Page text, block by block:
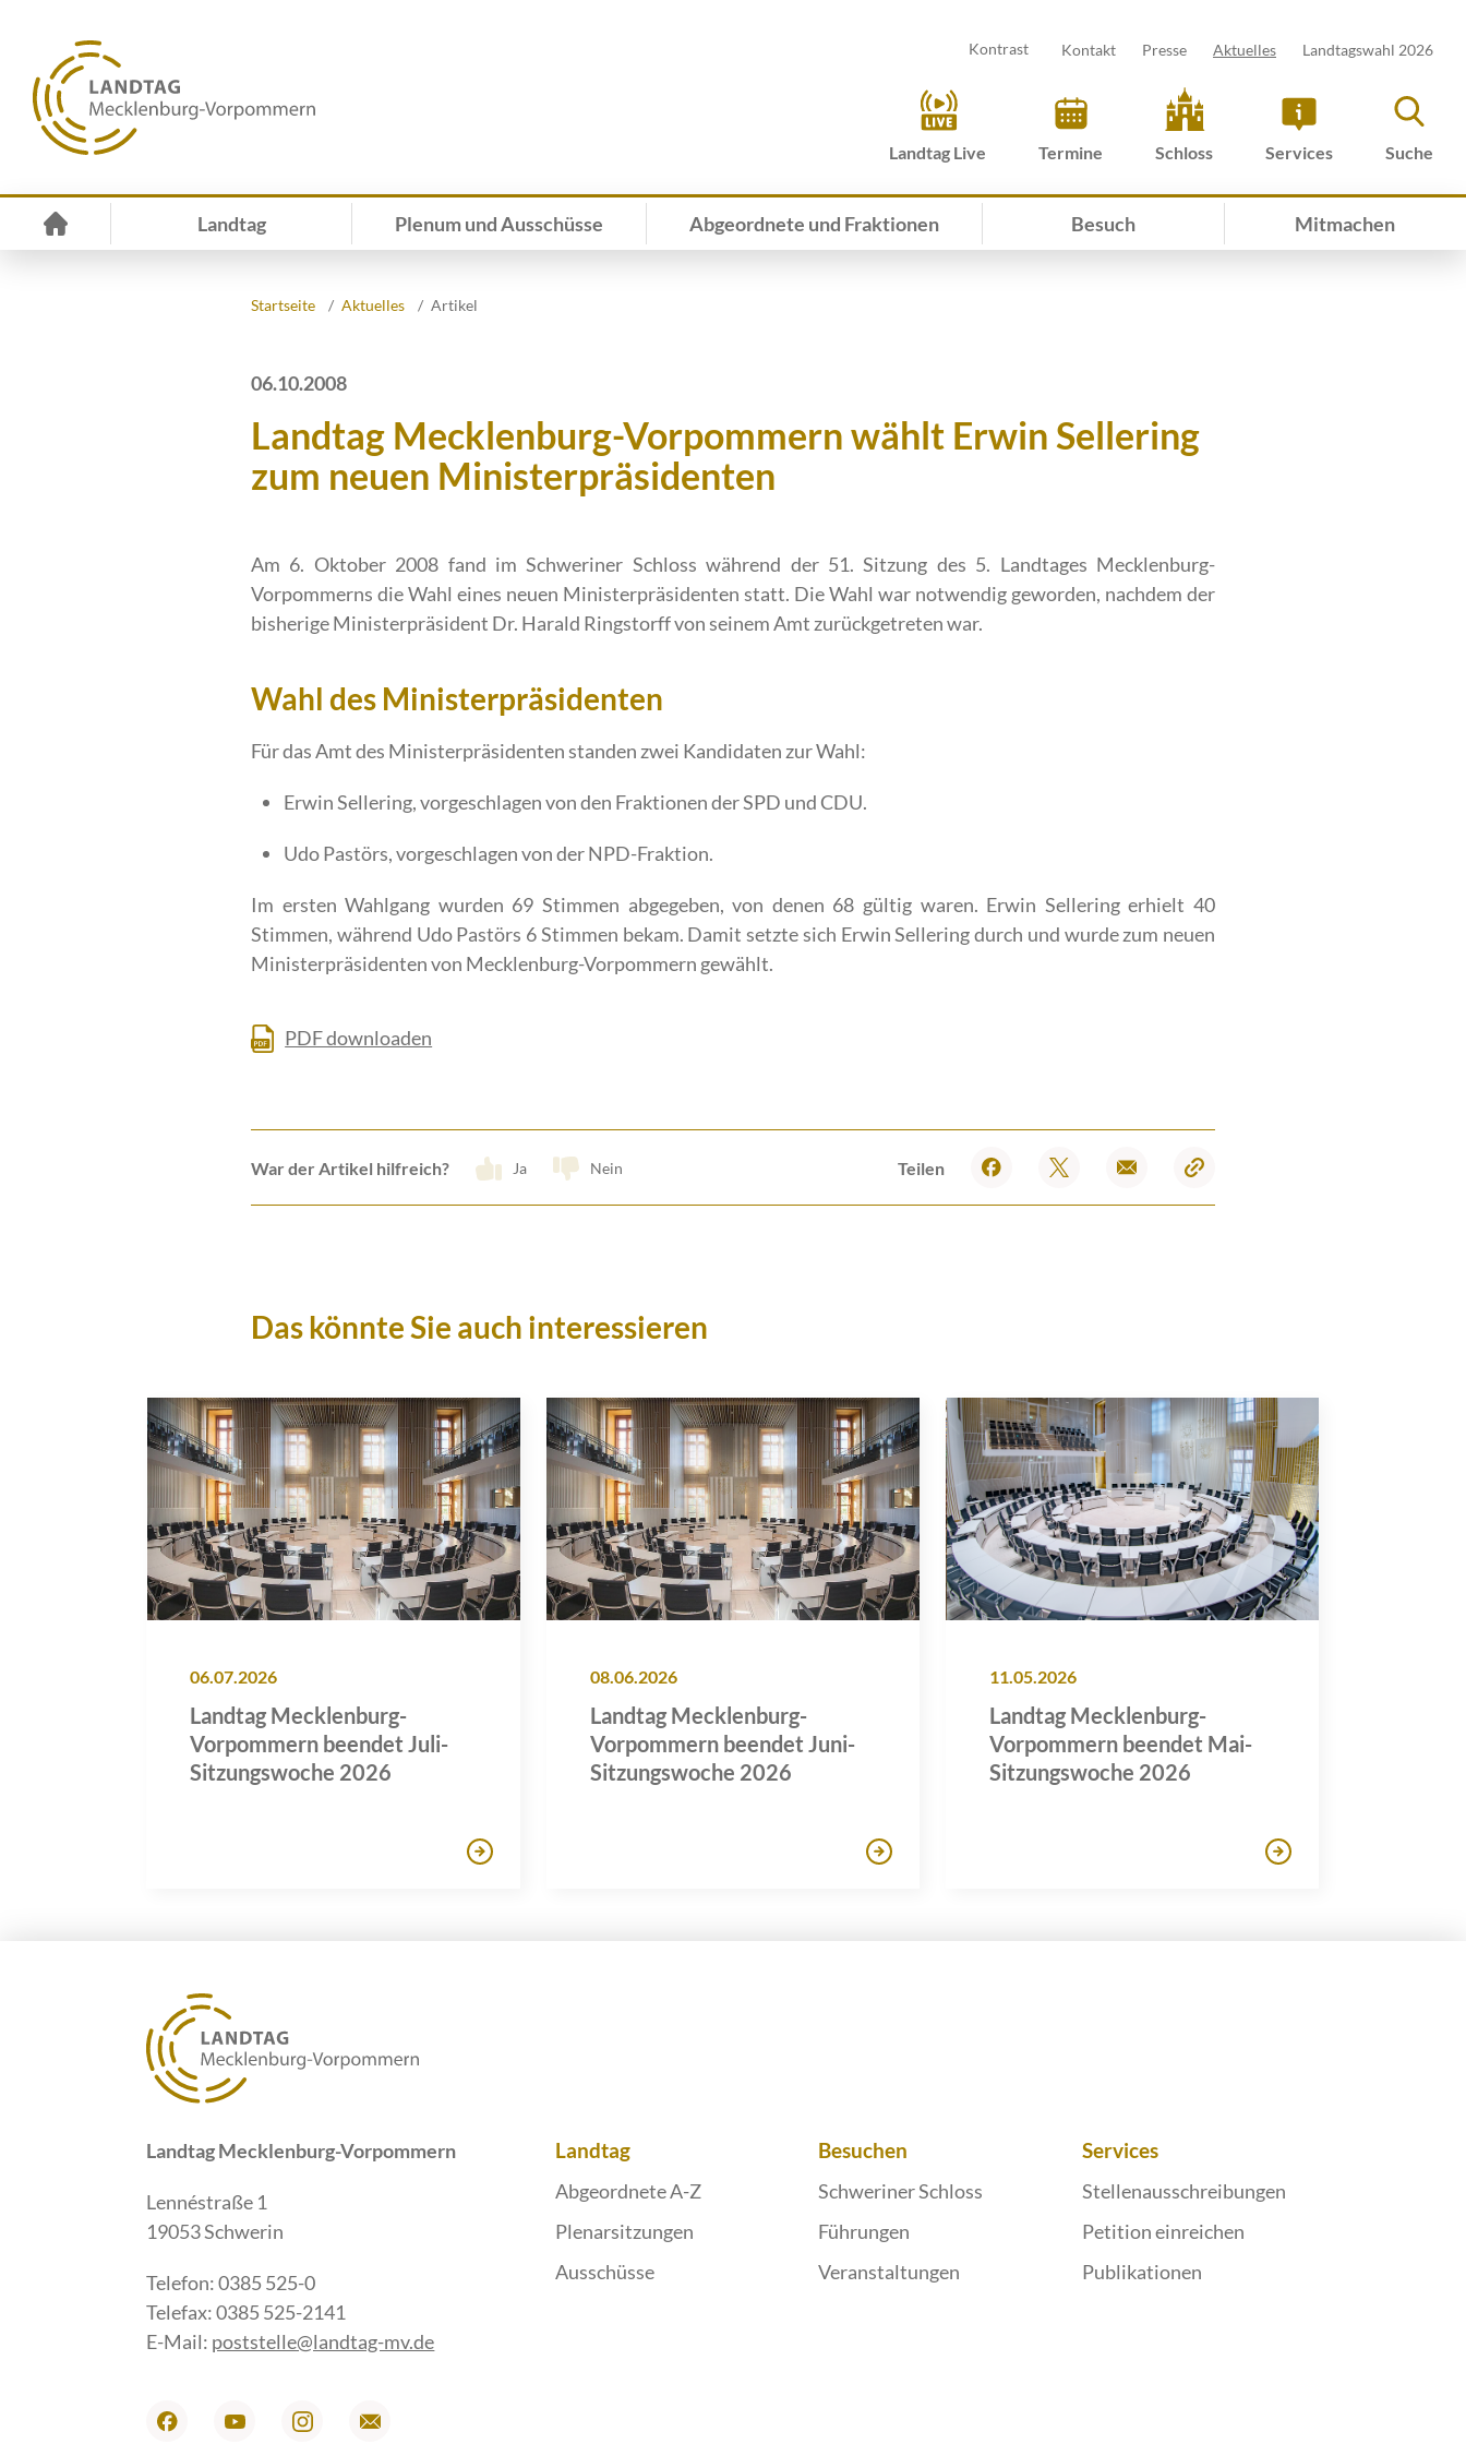
Kontrast Kontakt Presse Aktuelles Landtagswahl 2026
Landtag Live Termine Schloss Services Suche
Landtag Plenum und Ausschüsse Abgeordnete und Fraktionen Besuch Mitmachen
Startseite Aktuelles Artikel
06.10.2008
Landtag Mecklenburg-Vorpommern wählt Erwin Sellering
zum neuen Ministerpräsidenten
Am 6. Oktober 2008 fand im Schweriner Schloss während der 51. Sitzung des 5. Landtages Mecklenburg-
Vorpommerns die Wahl eines neuen Ministerpräsidenten statt. Die Wahl war notwendig geworden, nachdem der
bisherige Ministerpräsident Dr. Harald Ringstorff von seinem Amt zurückgetreten war.
Wahl des Ministerpräsidenten
Für das Amt des Ministerpräsidenten standen zwei Kandidaten zur Wahl:
Erwin Sellering, vorgeschlagen von den Fraktionen der SPD und CDU.
Udo Pastörs, vorgeschlagen von der NPD-Fraktion.
Im ersten Wahlgang wurden 69 Stimmen abgegeben, von denen 68 gültig waren. Erwin Sellering erhielt 40
Stimmen, während Udo Pastörs 6 Stimmen bekam. Damit setzte sich Erwin Sellering durch und wurde zum neuen
Ministerpräsidenten von Mecklenburg-Vorpommern gewählt.
PDF downloaden
War der Artikel hilfreich? Ja Nein Teilen
Das könnte Sie auch interessieren
06.07.2026
Landtag Mecklenburg-
Vorpommern beendet Juli-
Sitzungswoche 2026
08.06.2026
Landtag Mecklenburg-
Vorpommern beendet Juni-
Sitzungswoche 2026
11.05.2026
Landtag Mecklenburg-
Vorpommern beendet Mai-
Sitzungswoche 2026
Landtag Mecklenburg-Vorpommern
Lennéstraße 1
19053 Schwerin
Telefon: 0385 525-0
Telefax: 0385 525-2141
E-Mail: poststelle@landtag-mv.de
Landtag
Abgeordnete A-Z
Plenarsitzungen
Ausschüsse
Besuchen
Schweriner Schloss
Führungen
Veranstaltungen
Services
Stellenausschreibungen
Petition einreichen
Publikationen